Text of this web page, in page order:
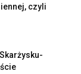
czyli